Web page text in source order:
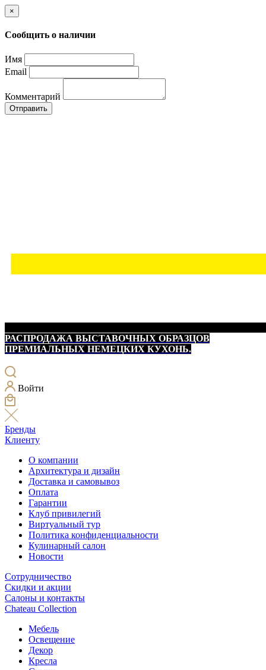
×
Сообщить о наличии
Имя
Email
Комментарий
Отправить
РАСПРОДАЖА ВЫСТАВОЧНЫХ ОБРАЗЦОВ
ПРЕМИАЛЬНЫХ НЕМЕЦКИХ КУХОНЬ.
Войти
Бренды
Клиенту
О компании
Архитектура и дизайн
Доставка и самовывоз
Оплата
Гарантии
Клуб привилегий
Виртуальный тур
Политика конфиденциальности
Кулинарный салон
Новости
Сотрудничество
Скидки и акции
Салоны и контакты
Chateau Collection
Мебель
Освещение
Декор
Кресла